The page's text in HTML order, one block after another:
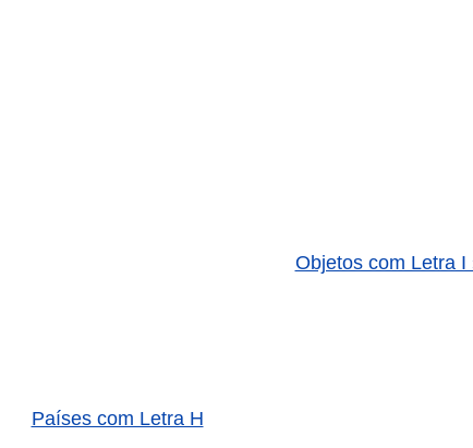
Objetos com Letra I
Países com Letra H